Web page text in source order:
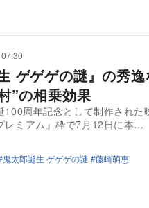
ゲゲゲの謎』の秀
”の相乗効果
100周年記念として制作され
レミアム』枠で7月12日に本…
鬼太郎誕生 ゲゲゲの謎 藤崎萌恵